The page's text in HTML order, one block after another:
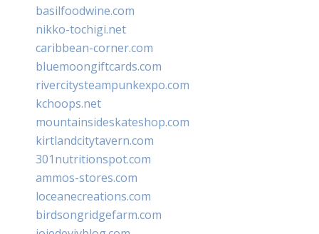
basilfoodwine.com
nikko-tochigi.net
caribbean-corner.com
bluemoongiftcards.com
rivercitysteampunkexpo.com
kchoops.net
mountainsideskateshop.com
kirtlandcitytavern.com
301nutritionspot.com
ammos-stores.com
loceanecreations.com
birdsongridgefarm.com